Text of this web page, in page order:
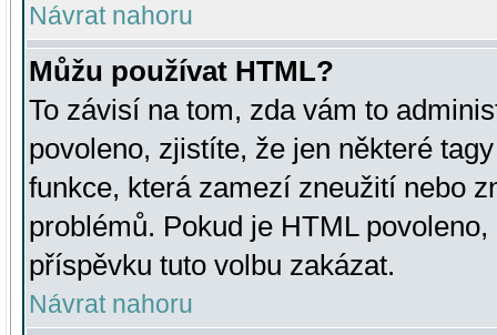
Návrat nahoru
Můžu používat HTML?
To závisí na tom, zda vám to
povoleno, zjistíte, že jen některé
funkce, která zamezí zneužití nebo
problémů. Pokud je HTML
příspěvku tuto volbu zakázat.
Návrat nahoru